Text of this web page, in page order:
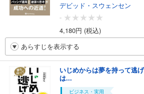
デビッド・スウェンセン
-
4,180円 (税込)
あらすじを表示する
いじめからは夢を持って逃
は...
ビジネス・実用